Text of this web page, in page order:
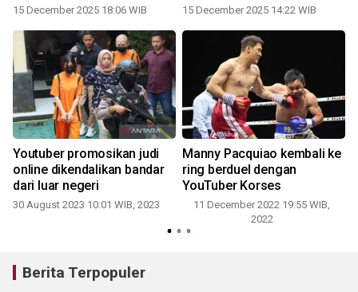
15 December 2025 18:06 WIB 15 December 2025 14:22 WIB
Youtuber promosikan judi
online dikendalikan bandar
dari luar negeri
30 August 2023 10:01 WIB, 2023
Manny Pacquiao kembali ke
ring berduel dengan
YouTuber Korses
11 December 2022 19:55 WIB,
2022
Berita Terpopuler